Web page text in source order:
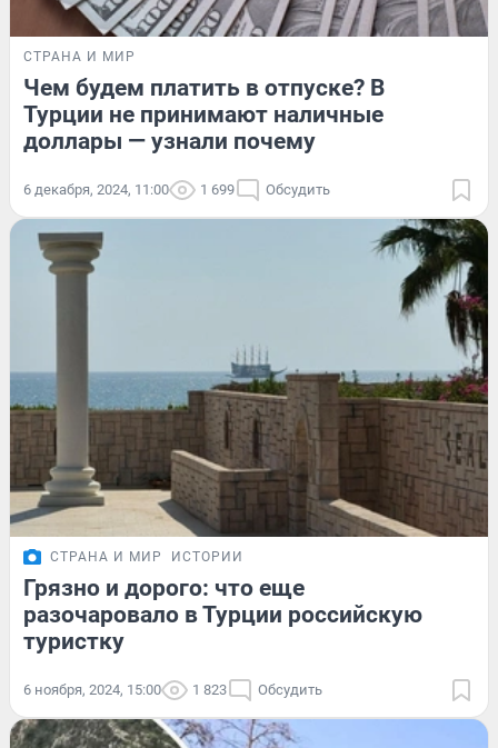
СТРАНА И МИР
Чем будем платить в отпуске? В
Турции не принимают наличные
доллары — узнали почему
6 декабря, 2024, 11:00 1 699 Обсудить
СТРАНА И МИР ИСТОРИИ
Грязно и дорого: что еще
разочаровало в Турции российскую
туристку
6 ноября, 2024, 15:00 1 823 Обсудить